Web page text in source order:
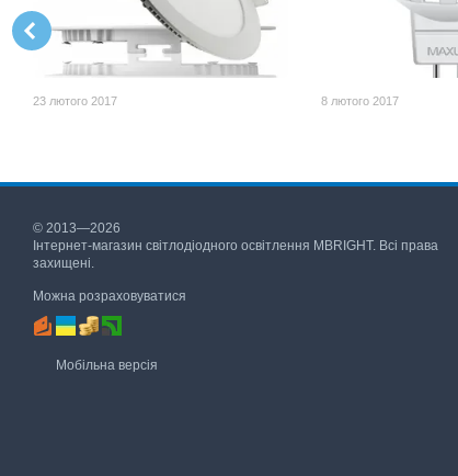
23 лютого 2017 8 лютого 2017
© 2013—2026
Інтернет-магазин світлодіодного освітлення MBRIGHT. Всі права
захищені.
Можна розраховуватися
Мобільна версія